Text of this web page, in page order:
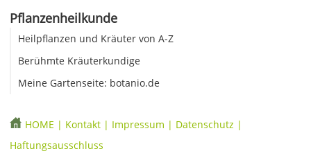
Pflanzenheilkunde
Heilpflanzen und Kräuter von A-Z
Berühmte Kräuterkundige
Meine Gartenseite: botanio.de
HOME | Kontakt | Impressum | Datenschutz |
Haftungsausschluss